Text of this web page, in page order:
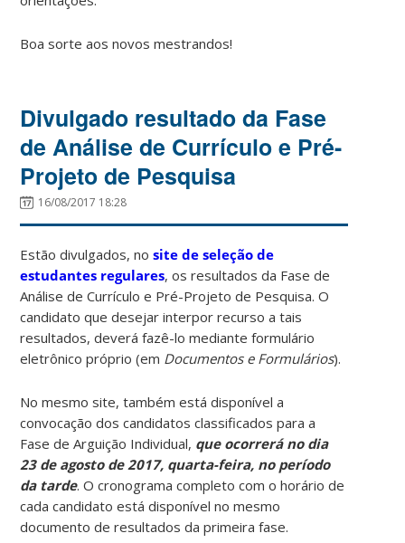
Boa sorte aos novos mestrandos!
Divulgado resultado da Fase
de Análise de Currículo e Pré-
Projeto de Pesquisa
16/08/2017 18:28
Estão divulgados, nosite de seleção de
estudantes regulares, os resultados da Fase de
Análise de Currículo e Pré-Projeto de Pesquisa. O
candidato que desejar interpor recurso a tais
resultados, deverá fazê-lo mediante formulário
eletrônico próprio (em Documentos e Formulários).
No mesmo site, também está disponível a
convocação dos candidatos classificados para a
Fase de Arguição Individual, que ocorrerá no dia
23 de agosto de 2017, quarta-feira, no período
da tarde. O cronograma completo com o horário de
cada candidato está disponível no mesmo
documento de resultados da primeira fase.